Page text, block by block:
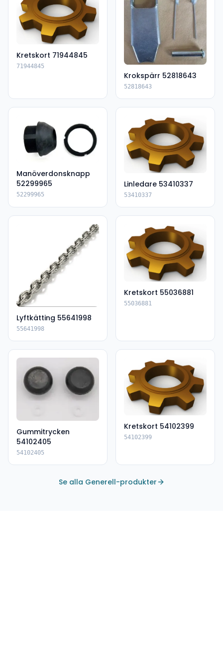
Kretskort 71944845
71944845
Krokspärr 52818643
52818643
Manöverdonsknapp
52299965
52299965
Linledare 53410337
53410337
Lyftkätting 55641998
55641998
Kretskort 55036881
55036881
Gummitrycken
54102405
54102405
Kretskort 54102399
54102399
Se alla Generell-produkter